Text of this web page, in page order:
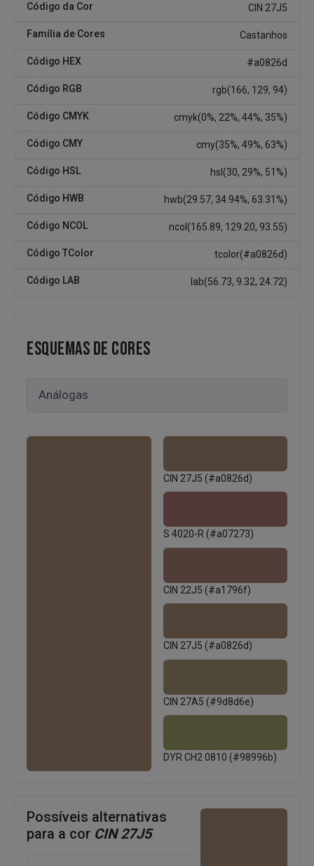
Código da Cor CIN 27J5
Família de Cores Castanhos
Código HEX #a0826d
Código RGB rgb(166, 129, 94)
Código CMYK cmyk(0%, 22%, 44%, 35%)
Código CMY cmy(35%, 49%, 63%)
Código HSL hsl(30, 29%, 51%)
Código HWB hwb(29.57, 34.94%, 63.31%)
Código NCOL ncol(165.89, 129.20, 93.55)
Código TColor tcolor(#a0826d)
Código LAB lab(56.73, 9.32, 24.72)
ESQUEMAS DE CORES
CIN 27J5 (#a0826d)
S 4020-R (#a07273)
CIN 22J5 (#a1796f)
CIN 27J5 (#a0826d)
CIN 27A5 (#9d8d6e)
DYR CH2 0810 (#98996b)
Possíveis alternativas
para a cor CIN 27J5